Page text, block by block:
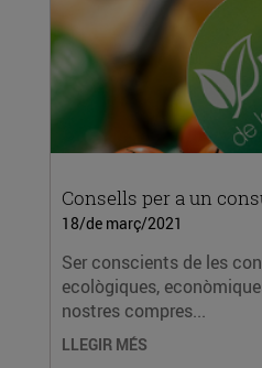
Consells per a un
18/de març/2021
Ser conscients de les
ecològiques,
nostres compres...
LLEGIR MÉS